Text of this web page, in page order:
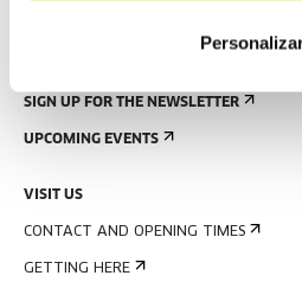
SIGN UP FOR THE NEWSLETTER
UPCOMING EVENTS
VISIT US
CONTACT AND OPENING TIMES
GETTING HERE